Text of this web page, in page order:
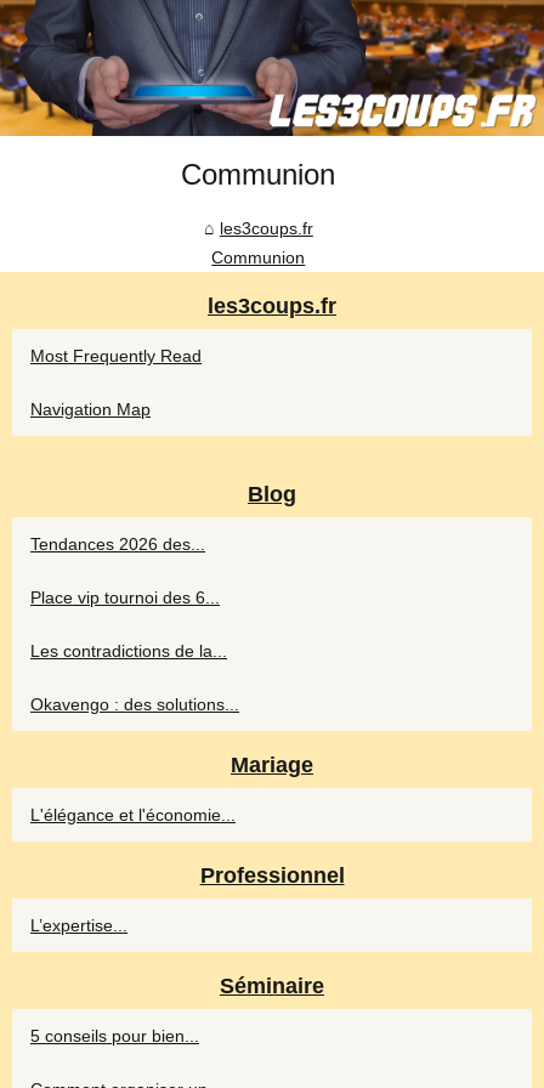
Communion
les3coups.fr
Communion
les3coups.fr
Most Frequently Read
Navigation Map
Blog
Tendances 2026 des...
Place vip tournoi des 6...
Les contradictions de la...
Okavengo : des solutions...
Mariage
L'élégance et l'économie...
Professionnel
L’expertise...
Séminaire
5 conseils pour bien...